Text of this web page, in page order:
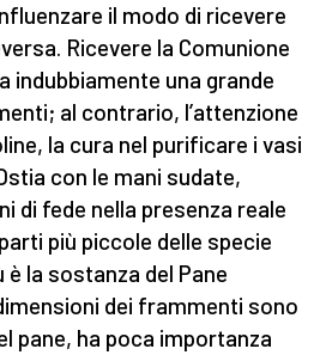
il modo di ricevere
Ricevere la Comunione
indubbiamente una grande
al contrario, l’attenzione
la cura nel purificare i vasi
con le mani sudate,
di fede nella presenza reale
più piccole delle specie
la sostanza del Pane
dei frammenti sono
pane, ha poca importanza